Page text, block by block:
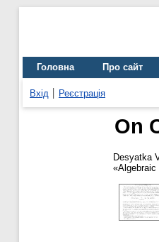
Головна Про сайт
Вхід Реєстрація
On
Desyatka